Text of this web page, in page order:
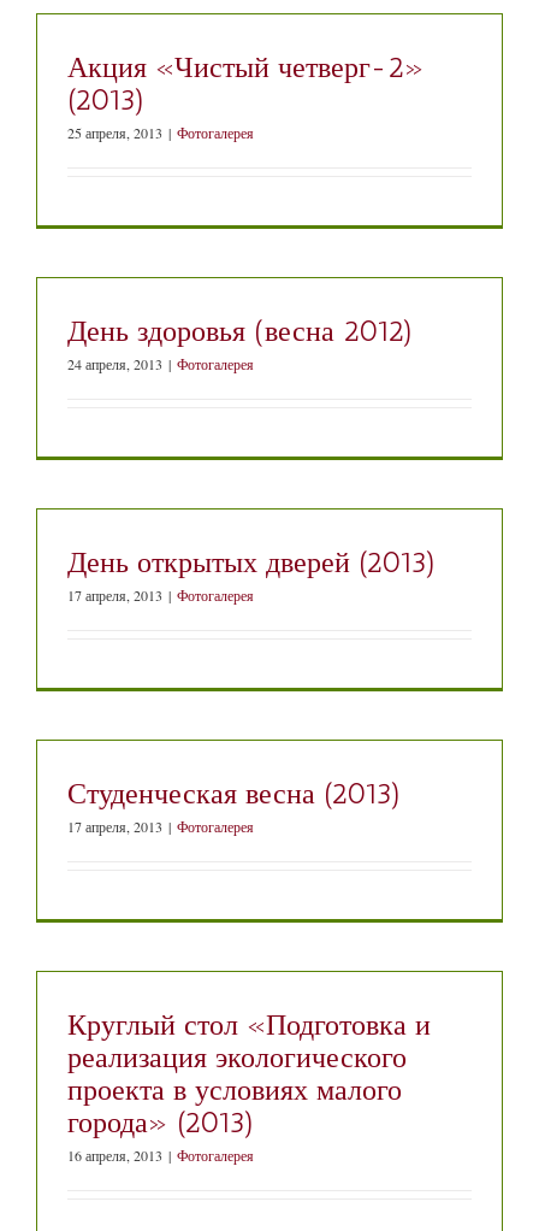
Акция «Чистый четверг-2»
(2013)
25 апреля, 2013 | Фотогалерея
День здоровья (весна 2012)
24 апреля, 2013 | Фотогалерея
День открытых дверей (2013)
17 апреля, 2013 | Фотогалерея
Студенческая весна (2013)
17 апреля, 2013 | Фотогалерея
Круглый стол «Подготовка и
реализация экологического
проекта в условиях малого
города» (2013)
16 апреля, 2013 | Фотогалерея